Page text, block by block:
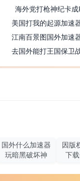
海外党打枪神纪卡
国外什么加速器
玩暗黑破坏神
因版
下